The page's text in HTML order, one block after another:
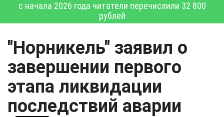
с начала 2026 года читатели перечислили 32 800
рублей
"Норникель" заявил о
завершении первого
этапа ликвидации
последствий аварии